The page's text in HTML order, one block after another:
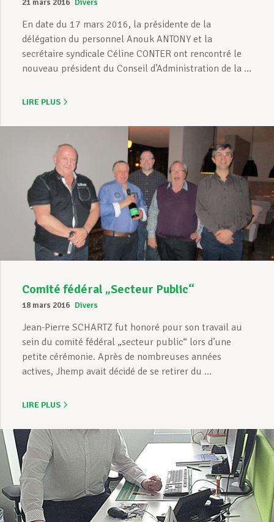
21 mars 2016 Divers
En date du 17 mars 2016, la présidente de la
délégation du personnel Anouk ANTONY et la
secrétaire syndicale Céline CONTER ont rencontré le
nouveau président du Conseil d’Administration de la ...
LIRE PLUS
Comité fédéral „Secteur Public“
18 mars 2016 Divers
Jean-Pierre SCHARTZ fut honoré pour son travail au
sein du comité fédéral „secteur public“ lors d’une
petite cérémonie. Après de nombreuses années
actives, Jhemp avait décidé de se retirer du ...
LIRE PLUS